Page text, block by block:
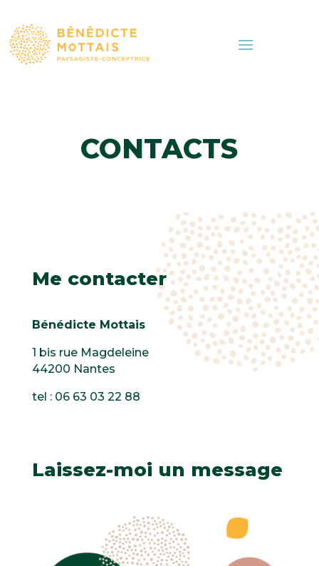
CONTACTS
Me contacter
Bénédicte Mottais
1 bis rue Magdeleine
44200 Nantes
tel : 06 63 03 22 88
Laissez-moi un message